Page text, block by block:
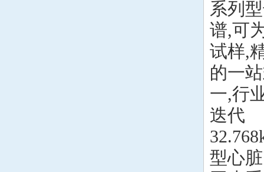
系列
谱,可
试样,
的一
一,行
迭代
型心